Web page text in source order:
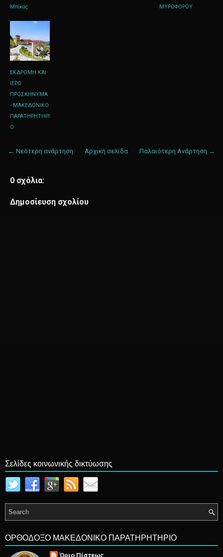
Μπίκας
ΜΥΡΟΦΟΡΟΥ
ΕΚΔΡΟΜΗ ΚΑΙ
ΙΕΡΟ
ΠΡΟΣΚΗΝΥΜΑ
- ΜΑΚΕΔΟΝΙΚΟ
ΠΑΡΑΤΗΡΗΤΗΡΙ
Ο
← Νεότερη ανάρτηση Παλαιότερη Ανάρτηση →
Αρχική σελίδα
0 σχόλια:
Δημοσίευση σχολίου
Σελίδες κοινωνικής δικτύωσης
ΟΡΘΟΔΟΞΟ ΜΑΚΕΔΟΝΙΚΟ ΠΑΡΑΤΗΡΗΤΗΡΙΟ
Όριο Πίστεως